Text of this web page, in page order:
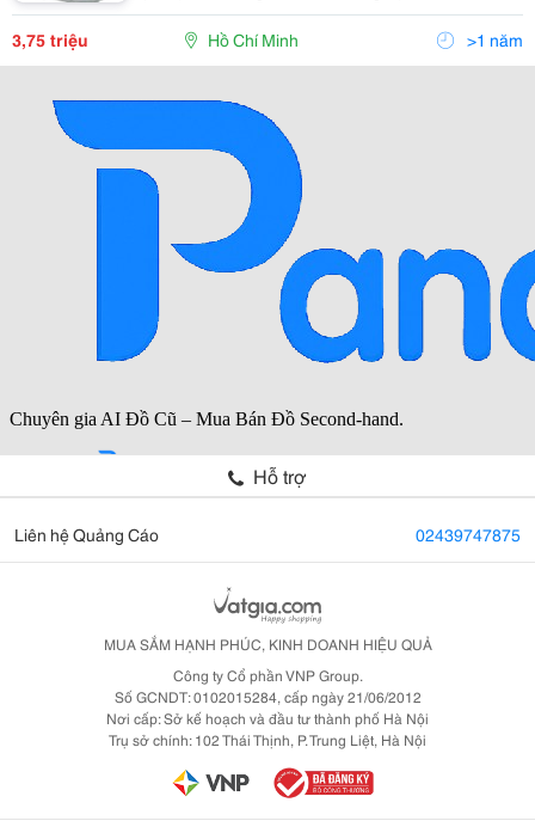
Ứng Dụng:cân Khối Lượng, Kg/G - Trừ Bì: Có Chức
Năng Trừ Bì - Thời Gian Ổn Định: 3 G
3,75 triệu Hồ Chí Minh >1 năm
Hỗ trợ
Liên hệ Quảng Cáo 02439747875
MUA SẮM HẠNH PHÚC, KINH DOANH HIỆU QUẢ
Công ty Cổ phần VNP Group.
Số GCNDT: 0102015284, cấp ngày 21/06/2012
Nơi cấp: Sở kế hoạch và đầu tư thành phố Hà Nội
Trụ sở chính: 102 Thái Thịnh, P. Trung Liệt, Hà Nội